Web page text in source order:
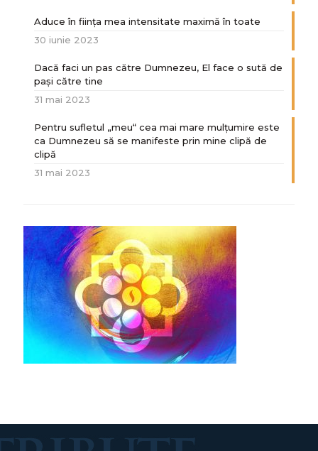
Aduce în ființa mea intensitate maximă în toate
30 iunie 2023
Dacă faci un pas către Dumnezeu, El face o sută de
paşi către tine
31 mai 2023
Pentru sufletul „meu“ cea mai mare mulțumire este
ca Dumnezeu să se manifeste prin mine clipă de
clipă
31 mai 2023